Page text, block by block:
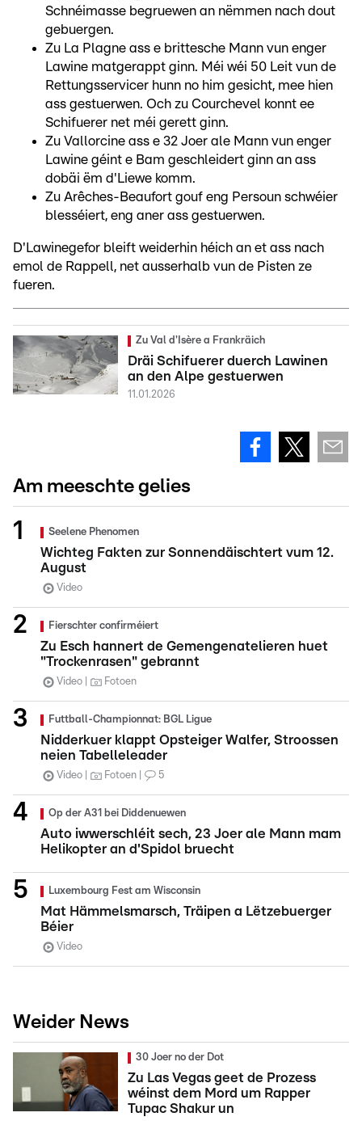
Schnéimasse begruewen an nëmmen nach dout
gebuergen.
Zu La Plagne ass e brittesche Mann vun enger
Lawine matgerappt ginn. Méi wéi 50 Leit vun de
Rettungsservicer hunn no him gesicht, mee hien
ass gestuerwen. Och zu Courchevel konnt ee
Schifuerer net méi gerett ginn.
Zu Vallorcine ass e 32 Joer ale Mann vun enger
Lawine géint e Bam geschleidert ginn an ass
dobäi ëm d'Liewe komm.
Zu Arêches-Beaufort gouf eng Persoun schwéier
blesséiert, eng aner ass gestuerwen.
D'Lawinegefor bleift weiderhin héich an et ass nach
emol de Rappell, net ausserhalb vun de Pisten ze
fueren.
Zu Val d'Isère a Frankräich
Dräi Schifuerer duerch Lawinen
an den Alpe gestuerwen
11.01.2026
Am meeschte gelies
Seelene Phenomen
Wichteg Fakten zur Sonnendäischtert vum 12.
August
Video
Fierschter confirméiert
Zu Esch hannert de Gemengenatelieren huet
"Trockenrasen" gebrannt
Video Fotoen
Futtball-Championnat: BGL Ligue
Nidderkuer klappt Opsteiger Walfer, Stroossen
neien Tabelleleader
Video Fotoen 5
Op der A31 bei Diddenuewen
Auto iwwerschléit sech, 23 Joer ale Mann mam
Helikopter an d'Spidol bruecht
Luxembourg Fest am Wisconsin
Mat Hämmelsmarsch, Träipen a Lëtzebuerger
Béier
Video
Weider News
30 Joer no der Dot
Zu Las Vegas geet de Prozess
wéinst dem Mord um Rapper
Tupac Shakur un